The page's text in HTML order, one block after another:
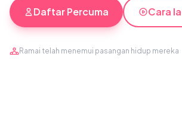
Daftar Percuma Cara
Ramai telah menemui pasangan hidup mereka